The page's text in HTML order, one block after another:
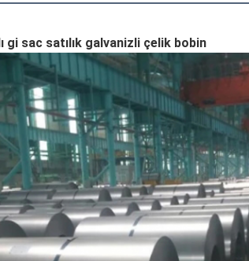
gi sac satılık galvanizli çelik bobin